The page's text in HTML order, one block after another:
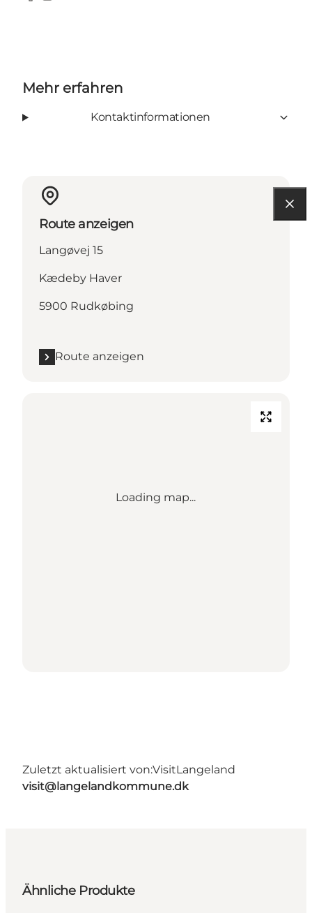
Mehr erfahren
Kontaktinformationen
Route anzeigen
Langøvej 15
Kædeby Haver
5900 Rudkøbing
Route anzeigen
Loading map...
Zuletzt aktualisiert von:VisitLangeland
visit@langelandkommune.dk
Ähnliche Produkte